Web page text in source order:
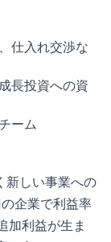
仕入れ交渉な
長投資への資
ーム
新しい事業への
企業で利益率
加利益が生ま